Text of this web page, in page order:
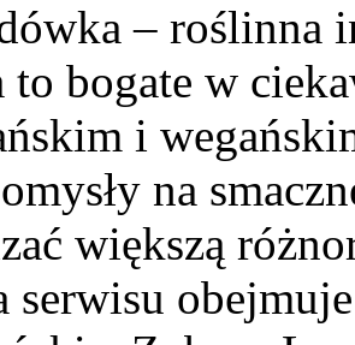
– roślinna
bogate w
i
na
większą
serwisu